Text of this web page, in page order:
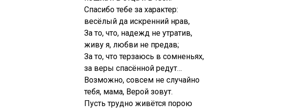
Спасибо тебе за характер:
весёлый да искренний нрав,
За то, что, надежд не утратив,
живу я, любви не предав;
За то, что терзаюсь в сомненьях,
за веры спасённой редут…
Возможно, совсем не случайно
тебя, мама, Верой зовут.
Пусть трудно живётся порою